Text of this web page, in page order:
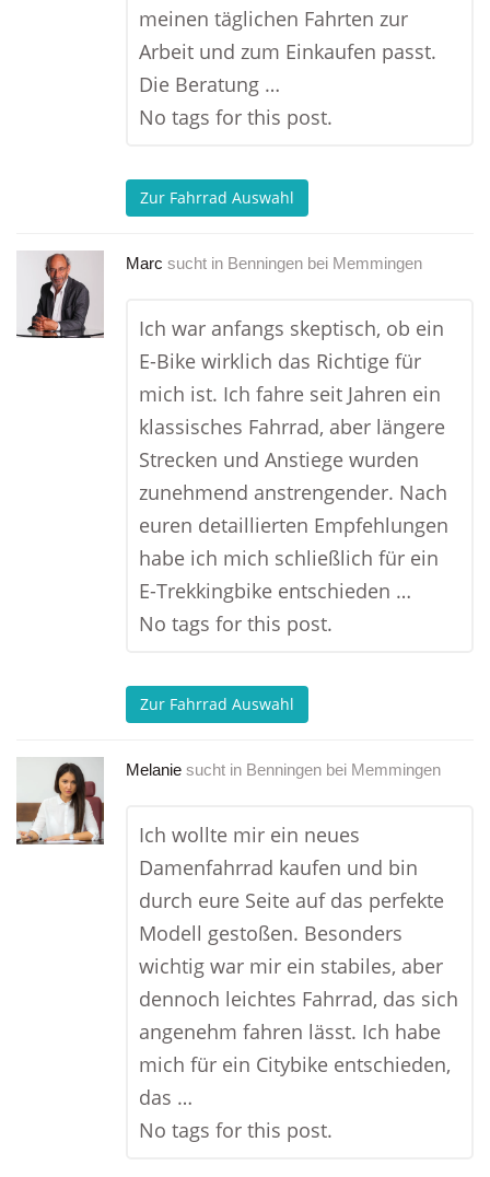
meinen täglichen Fahrten zur
Arbeit und zum Einkaufen passt.
Die Beratung …
No tags for this post.
Zur Fahrrad Auswahl
Marc sucht in Benningen bei Memmingen
Ich war anfangs skeptisch, ob ein
E-Bike wirklich das Richtige für
mich ist. Ich fahre seit Jahren ein
klassisches Fahrrad, aber längere
Strecken und Anstiege wurden
zunehmend anstrengender. Nach
euren detaillierten Empfehlungen
habe ich mich schließlich für ein
E-Trekkingbike entschieden …
No tags for this post.
Zur Fahrrad Auswahl
Melanie sucht in Benningen bei Memmingen
Ich wollte mir ein neues
Damenfahrrad kaufen und bin
durch eure Seite auf das perfekte
Modell gestoßen. Besonders
wichtig war mir ein stabiles, aber
dennoch leichtes Fahrrad, das sich
angenehm fahren lässt. Ich habe
mich für ein Citybike entschieden,
das …
No tags for this post.